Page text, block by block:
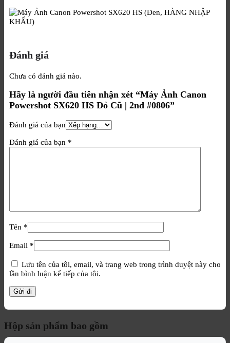
Đánh giá
Chưa có đánh giá nào.
Hãy là người đầu tiên nhận xét “Máy Ảnh Canon
Powershot SX620 HS Đỏ Cũ | 2nd #0806”
Đánh giá của bạn
Đánh giá của bạn *
Tên *
Email *
Lưu tên của tôi, email, và trang web trong trình duyệt này cho
lần bình luận kế tiếp của tôi.
Hộp sản phẩm bao gồm